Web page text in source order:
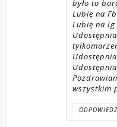
było to
Lubię na
Lubię na
wszystkim
ODPOWIEDZ